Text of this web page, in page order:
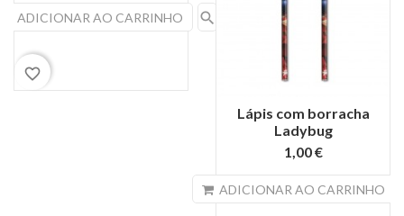
ADICIONAR AO CARRINHO search
favorite_border
Lápis com borracha
Ladybug
1,00 €
ADICIONAR AO CARRINHO